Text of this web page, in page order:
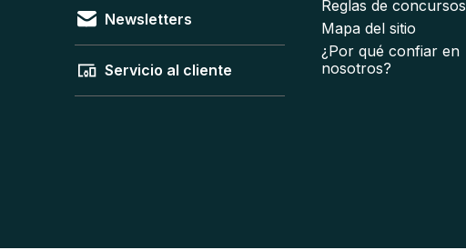
Newsletters
Servicio al cliente
Reglas de concursos
Mapa del sitio
¿Por qué confiar en
nosotros?